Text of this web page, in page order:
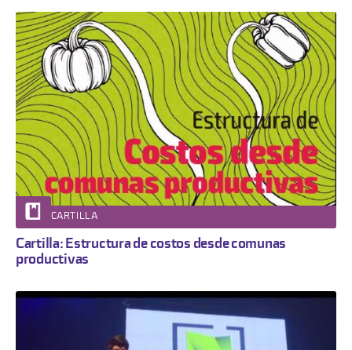
CARTILLA
Cartilla: Estructura de costos desde comunas
productivas